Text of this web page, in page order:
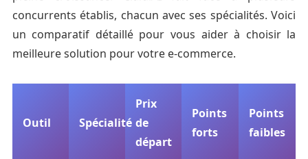
concurrents établis, chacun avec ses spécialités. Voici
un comparatif détaillé pour vous aider à choisir la
meilleure solution pour votre e-commerce.
Outil Spécialité
Prix
de
départ
Points
forts
Points
faibles